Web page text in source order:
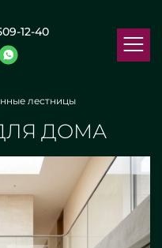
12-40
лестницы
ДОМА